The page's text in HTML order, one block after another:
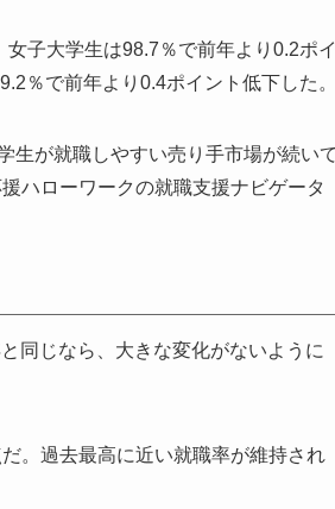
子大学生は98.7％で前年より0.2ポイ
％で前年より0.4ポイント低下した。
生が就職しやすい売り手市場が続いて
ハローワークの就職支援ナビゲータ
同じなら、大きな変化がないように
。過去最高に近い就職率が維持され